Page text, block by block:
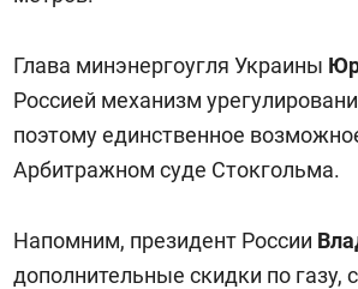
Глава минэнергоугля Украины
Россией механизм
поэтому единственное
Арбитражном суде Стокгольма.
Напомним, президент России
дополнительные скидки по газу,
шум за волной: как
в казанском
когда
свою